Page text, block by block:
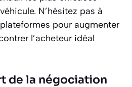
N’hésitez pas à
pour augmenter
l’acheteur idéal
de la négociation